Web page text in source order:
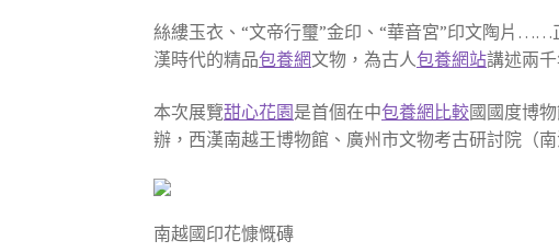
絲縷玉衣、“文帝行璽”金印、“華音宮”印文陶片……
漢時代的精品包養網文物，為古人包養網站講述兩
本次展覽甜心花園是首個在中包養網比較國國度博
辦，西漢南越王博物館、廣州市文物考古研討院（
南越國印花慷慨磚